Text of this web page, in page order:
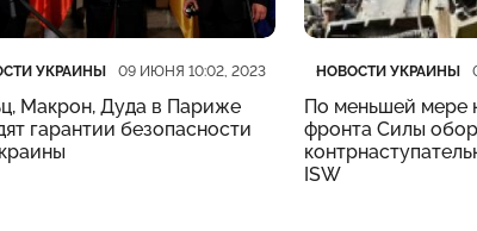
УКРАИНЫ
публикации 09 ИЮНЯ 10:02, 2023
Макрон, Дуда в Париже
гарантии безопасности
Категория
НОВОСТИ УКРАИНЫ
Дата публикации
По меньшей мере
фронта Силы
ISW